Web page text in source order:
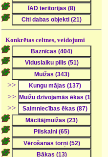
Konkrētas celtnes, veidojumi
>>
>>
>>